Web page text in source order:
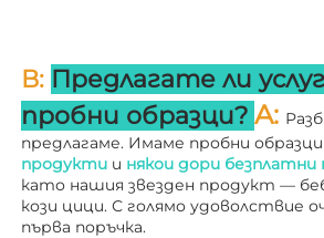
В: Предлагате ли
пробни образци? A:
предлагаме. Имаме пробни образци
продукти и
като нашия звезден продукт —
кози цици. С голямо удоволствие
първа поръчка.